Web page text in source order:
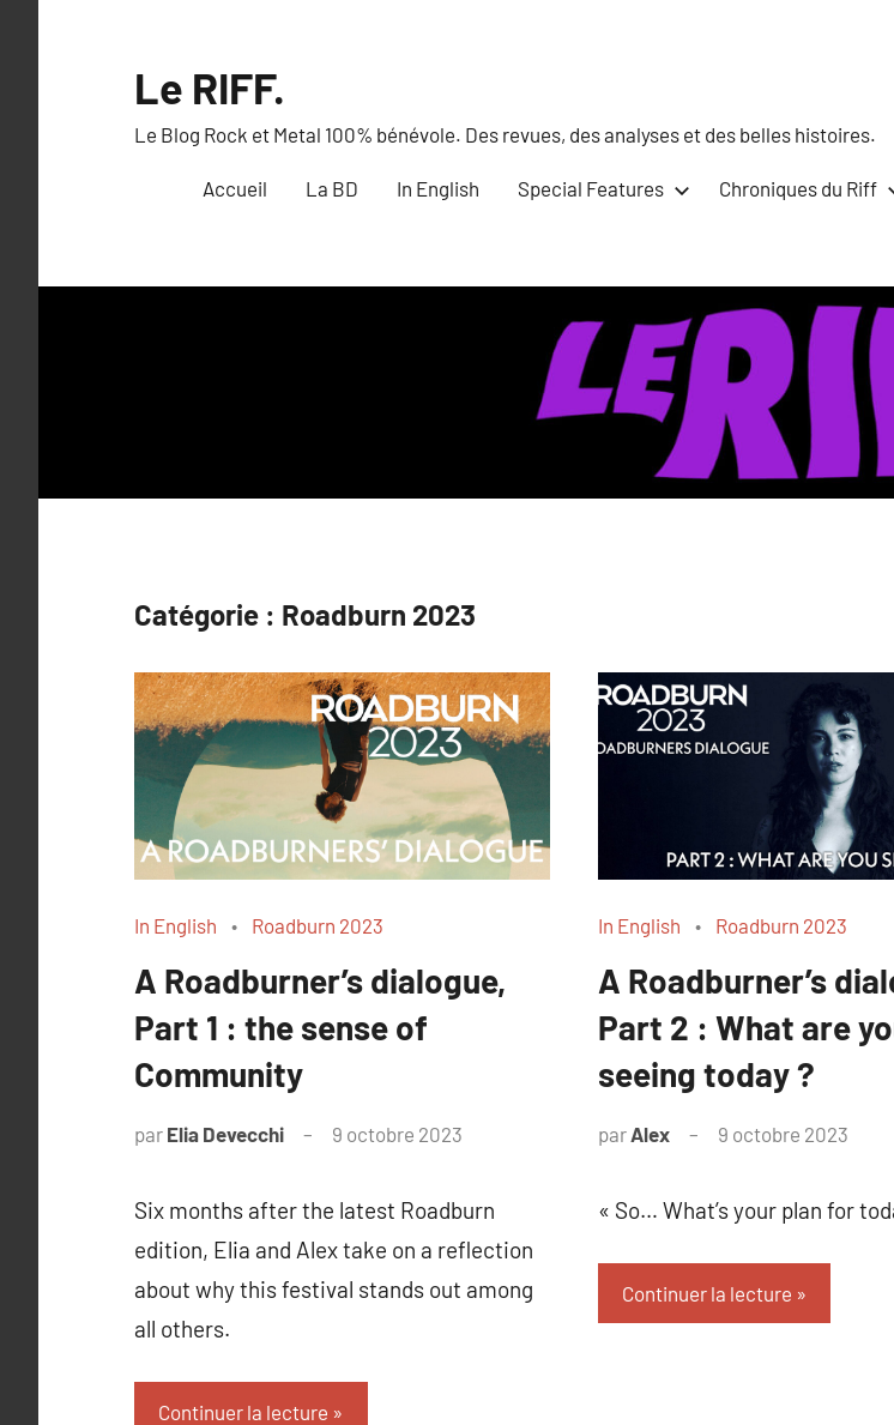
Le RIFF.
Le Blog Rock et Metal 100% bénévole. Des revues, des analyses et des belles histoires.
Accueil La BD In English Special Features Chroniques du Riff
Catégorie : Roadburn 2023
In English Roadburn 2023
A Roadburner’s dialogue,
Part 1 : the sense of
Community
par Elia Devecchi 9 octobre 2023
Six months after the latest Roadburn
edition, Elia and Alex take on a reflection
about why this festival stands out among
all others.
Continuer la lecture
In English Roadburn 2023
A Roadburner’s
Part 2 : What are
seeing today ?
par Alex 9 octobre 2023
« So… What’s your plan for
Continuer la lecture